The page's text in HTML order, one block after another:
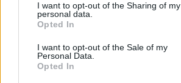
I want to opt-out of the Sharing of my
personal data.
Opted In
I want to opt-out of the Sale of my
Personal Data.
Opted In